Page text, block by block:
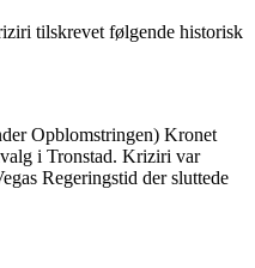
tilskrevet følgende historisk
Opblomstringen) Kronet
i Tronstad. Kriziri var
Regeringstid der sluttede